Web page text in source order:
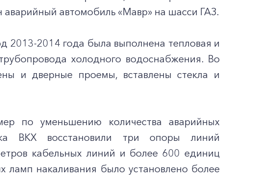
автомобиль «Мавр» на шасси ГАЗ.
2013-2014 года была выполнена тепловая и
холодного водоснабжения. Во
и дверные проемы, вставлены стекла и
по уменьшению количества аварийных
ВКХ восстановили три опоры линий
кабельных линий и более 600 единиц
ламп накаливания было установлено более